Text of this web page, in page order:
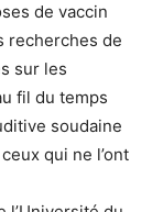
de vaccin
recherches de
sur les
fil du temps
soudaine
qui ne l’ont